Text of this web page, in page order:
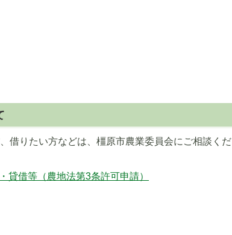
借りたい方などは、橿原市農業委員会にご相談くだ
貸借等（農地法第3条許可申請）
の
イ